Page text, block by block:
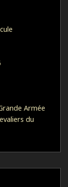
Armée
du